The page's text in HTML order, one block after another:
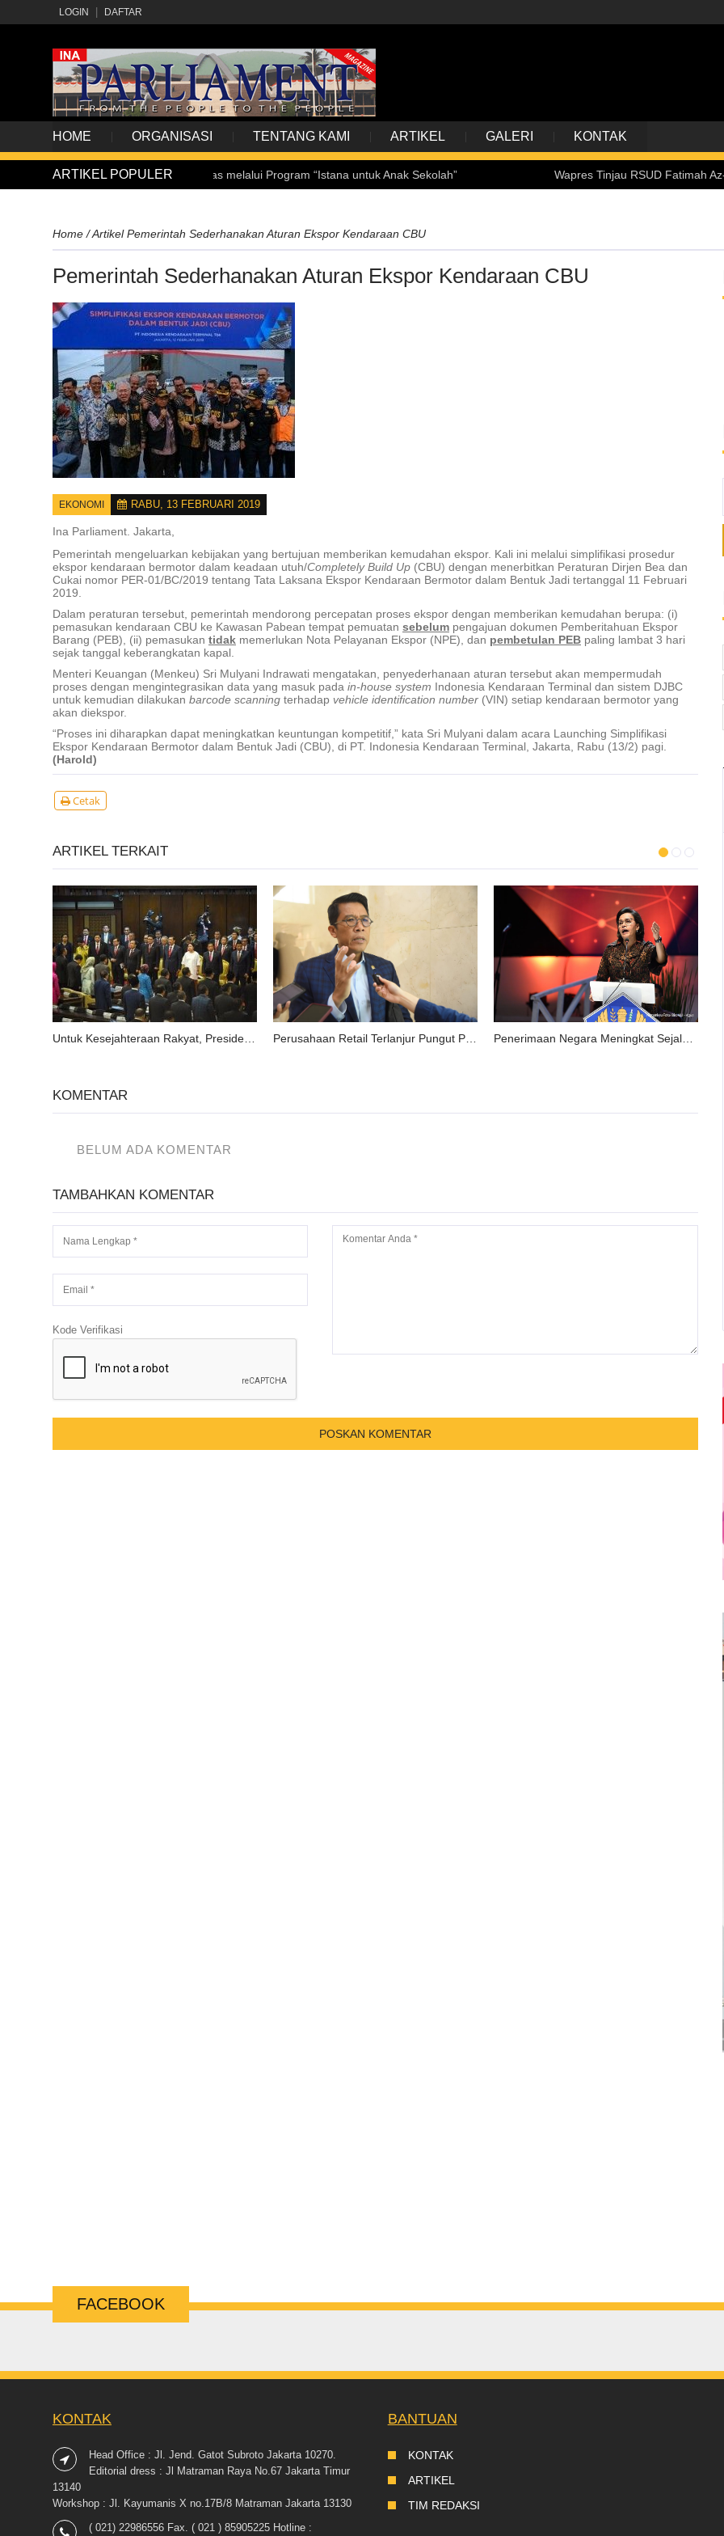
LOGIN DAFTAR
HOME ORGANISASI TENTANG KAMI ARTIKEL GALERI KONTAK
ARTIKEL POPULER
Siswa Penyandang Disabilitas melalui Program “Istana untuk Anak Sekolah” Wapres Tinjau RSUD Fatimah Az-Zahra
Home /Artikel Pemerintah Sederhanakan Aturan Ekspor Kendaraan CBU
Pemerintah Sederhanakan Aturan Ekspor Kendaraan CBU
EKONOMI RABU, 13 FEBRUARI 2019
Ina Parliament. Jakarta,
Pemerintah mengeluarkan kebijakan yang bertujuan memberikan kemudahan ekspor. Kali ini melalui simplifikasi prosedur
ekspor kendaraan bermotor dalam keadaan utuh/Completely Build Up (CBU) dengan menerbitkan Peraturan Dirjen Bea dan
Cukai nomor PER-01/BC/2019 tentang Tata Laksana Ekspor Kendaraan Bermotor dalam Bentuk Jadi tertanggal 11 Februari
2019.
Dalam peraturan tersebut, pemerintah mendorong percepatan proses ekspor dengan memberikan kemudahan berupa: (i)
pemasukan kendaraan CBU ke Kawasan Pabean tempat pemuatan sebelum pengajuan dokumen Pemberitahuan Ekspor
Barang (PEB), (ii) pemasukan tidak memerlukan Nota Pelayanan Ekspor (NPE), dan pembetulan PEB paling lambat 3 hari
sejak tanggal keberangkatan kapal.
Menteri Keuangan (Menkeu) Sri Mulyani Indrawati mengatakan, penyederhanaan aturan tersebut akan mempermudah
proses dengan mengintegrasikan data yang masuk pada in-house system Indonesia Kendaraan Terminal dan sistem DJBC
untuk kemudian dilakukan barcode scanning terhadap vehicle identification number (VIN) setiap kendaraan bermotor yang
akan diekspor.
“Proses ini diharapkan dapat meningkatkan keuntungan kompetitif,” kata Sri Mulyani dalam acara Launching Simplifikasi
Ekspor Kendaraan Bermotor dalam Bentuk Jadi (CBU), di PT. Indonesia Kendaraan Terminal, Jakarta, Rabu (13/2) pagi.
(Harold)
Cetak
ARTIKEL TERKAIT
KOMENTAR
BELUM ADA KOMENTAR
TAMBAHKAN KOMENTAR
Kode Verifikasi
FACEBOOK
KONTAK
Head Office : Jl. Jend. Gatot Subroto Jakarta 10270.
Editorial dress : Jl Matraman Raya No.67 Jakarta Timur
13140
Workshop : Jl. Kayumanis X no.17B/8 Matraman Jakarta 13130
( 021) 22986556 Fax. ( 021 ) 85905225 Hotline :
BANTUAN
KONTAK
ARTIKEL
TIM REDAKSI